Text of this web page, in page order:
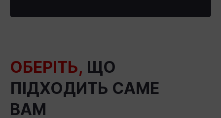
ОБЕРІТЬ, ЩО
ПІДХОДИТЬ САМЕ
ВАМ